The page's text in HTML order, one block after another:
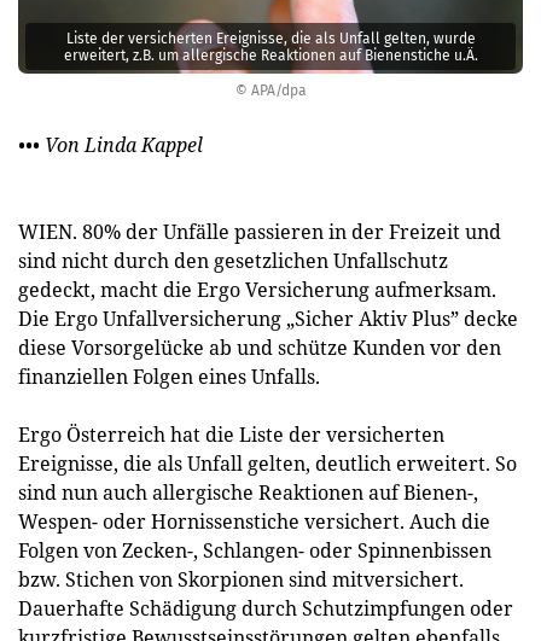
© APA/dpa
Liste der versicherten Ereignisse, die als Unfall gelten, wurde
erweitert, z.B. um allergische Reaktionen auf Bienenstiche u.Ä.
••• Von Linda Kappel
WIEN. 80% der Unfälle passieren in der Freizeit und
sind nicht durch den gesetzlichen Unfallschutz
gedeckt, macht die Ergo Versicherung aufmerksam.
Die Ergo Unfallversicherung „Sicher Aktiv Plus” decke
diese Vorsorgelücke ab und schütze Kunden vor den
finanziellen Folgen eines Unfalls.
Ergo Österreich hat die Liste der versicherten
Ereignisse, die als Unfall gelten, deutlich erweitert. So
sind nun auch allergische Reaktionen auf Bienen-,
Wespen- oder Hornissenstiche versichert. Auch die
Folgen von Zecken-, Schlangen- oder Spinnenbissen
bzw. Stichen von Skorpionen sind mitversichert.
Dauerhafte Schädigung durch Schutzimpfungen oder